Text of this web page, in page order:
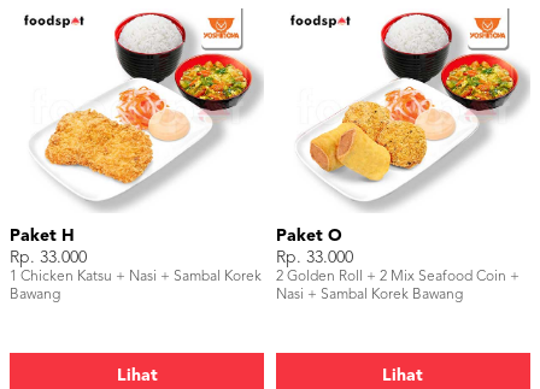
Paket H
Rp. 33.000
1 Chicken Katsu + Nasi + Sambal Korek
Bawang
Lihat
Paket O
Rp. 33.000
2 Golden Roll + 2 Mix Seafood Coin +
Nasi + Sambal Korek Bawang
Lihat